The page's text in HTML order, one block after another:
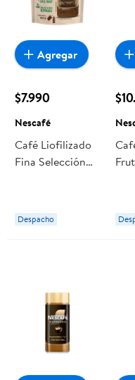
$7.990
Nescafé
Café Liofilizado
Fina Selección
Despacho
Agregar